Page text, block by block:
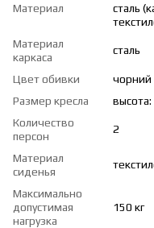
Материал
сталь
Материал
каркаса
сталь
Цвет обивки
чорний
Размер кресла
Количество
персон
2
Материал
сиденья
Максимально
допустимая
нагрузка
150 кг